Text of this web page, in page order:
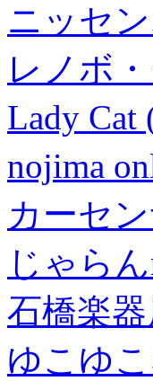
ニッセ
レノボ
Lady
nojima
カーセ
じゃら
石橋楽
ゆこゆ